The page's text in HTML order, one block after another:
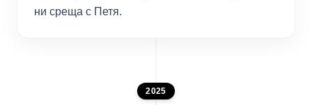
ни среща с Петя.
2025